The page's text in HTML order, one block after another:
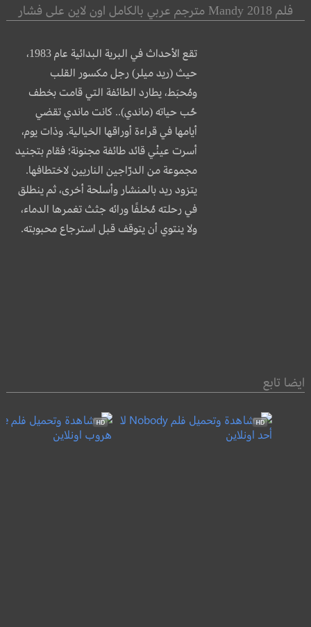
فلم Mandy 2018 مترجم عربي بالكامل اون لاين على فشار
تقع الأحداث في البرية البدائية عام 1983،
حيث (ريد ميلر) رجل مكسور القلب
ومُحبَط، يطارد الطائفة التي قامت بخطف
حُب حياته (ماندي).. كانت ماندي تقضي
أيامها في قراءة أوراقها الخيالية. وذات يوم،
أسرت عينْي قائد طائفة مجنونة؛ فقام بتجنيد
مجموعة من الدرّاجين الناريين لاختطافها.
يتزود ريد بالمنشار وأسلحة أخرى، ثم ينطلق
في رحلته مُخلفًا ورائه جثث تغمرها الدماء،
ولا ينتوي أن يتوقف قبل استرجاع محبوبته.
ايضا تابع